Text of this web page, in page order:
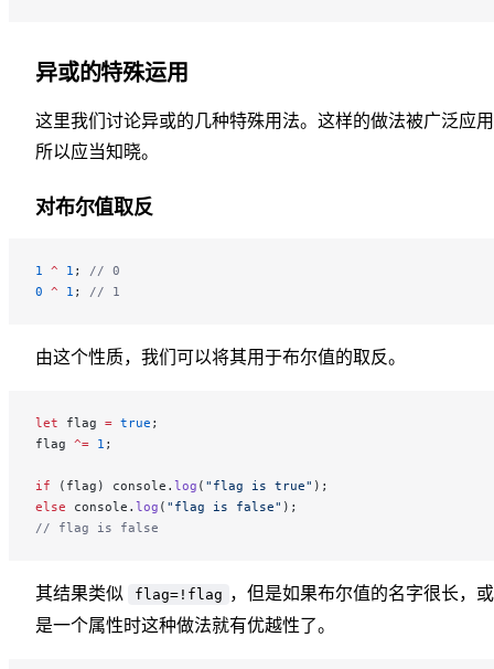
异或的特殊运用
这里我们讨论异或的几种特殊用法。这样的做法被广泛应
所以应当知晓。
对布尔值取反
1 ^ 1 ; // 0
0 ^ 1 ; // 1
由这个性质，我们可以将其用于布尔值的取反。
let flag = true ;
flag ^= 1 ;
if (flag) console. log ( "flag is true" );
else console. log ( "flag is false" );
// flag is false
其结果类似 flag=!flag ，但是如果布尔值的名字很长，
是一个属性时这种做法就有优越性了。